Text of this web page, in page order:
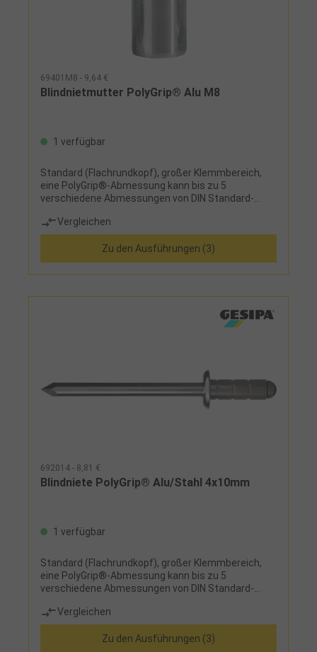
69401M8 - 9,64 €
Blindnietmutter PolyGrip® Alu M8
1 verfügbar
Standard (Flachrundkopf), großer Klemmbereich,
eine PolyGrip®-Abmessung kann bis zu 5
verschiedene Abmessungen von DIN Standard-
Vergleichen
Zu den Ausführungen (3)
692014 - 8,81 €
Blindniete PolyGrip® Alu/Stahl 4x10mm
1 verfügbar
Standard (Flachrundkopf), großer Klemmbereich,
eine PolyGrip®-Abmessung kann bis zu 5
verschiedene Abmessungen von DIN Standard-
Legierung und Nietdorn aus verzinktem Stahl.
Vergleichen
Zu den Ausführungen (3)